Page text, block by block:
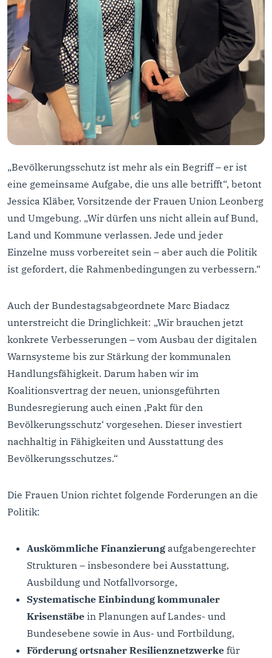
„Bevölkerungsschutz ist mehr als ein Begriff – er ist
eine gemeinsame Aufgabe, die uns alle betrifft“, betont
Jessica Kläber, Vorsitzende der Frauen Union Leonberg
und Umgebung. „Wir dürfen uns nicht allein auf Bund,
Land und Kommune verlassen. Jede und jeder
Einzelne muss vorbereitet sein – aber auch die Politik
ist gefordert, die Rahmenbedingungen zu verbessern.“
Auch der Bundestagsabgeordnete Marc Biadacz
unterstreicht die Dringlichkeit: „Wir brauchen jetzt
konkrete Verbesserungen – vom Ausbau der digitalen
Warnsysteme bis zur Stärkung der kommunalen
Handlungsfähigkeit. Darum haben wir im
Koalitionsvertrag der neuen, unionsgeführten
Bundesregierung auch einen ‚Pakt für den
Bevölkerungsschutz‘ vorgesehen. Dieser investiert
nachhaltig in Fähigkeiten und Ausstattung des
Bevölkerungsschutzes.“
Die Frauen Union richtet folgende Forderungen an die
Politik:
Auskömmliche Finanzierung aufgabengerechter
Strukturen – insbesondere bei Ausstattung,
Ausbildung und Notfallvorsorge,
Systematische Einbindung kommunaler
Krisenstäbe in Planungen auf Landes- und
Bundesebene sowie in Aus- und Fortbildung,
Förderung ortsnaher Resilienznetzwerke für